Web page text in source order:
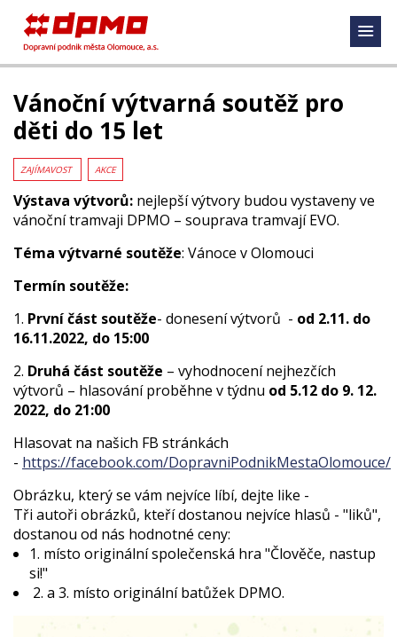
Vánoční výtvarná soutěž pro
děti do 15 let
ZAJÍMAVOST AKCE
Výstava výtvorů: nejlepší výtvory budou vystaveny ve
vánoční tramvaji DPMO – souprava tramvají EVO.
Téma výtvarné soutěže: Vánoce v Olomouci
Termín soutěže:
1. První část soutěže- donesení výtvorů - od 2.11. do
16.11.2022, do 15:00
2. Druhá část soutěže – vyhodnocení nejhezčích
výtvorů – hlasování proběhne v týdnu od 5.12 do 9. 12.
2022, do 21:00
Hlasovat na našich FB stránkách
- https://facebook.com/DopravniPodnikMestaOlomouce/
Obrázku, který se vám nejvíce líbí, dejte like -
Tři autoři obrázků, kteří dostanou nejvíce hlasů - "liků",
dostanou od nás hodnotné ceny:
1. místo originální společenská hra "Člověče, nastup
si!"
2. a 3. místo originální batůžek DPMO.